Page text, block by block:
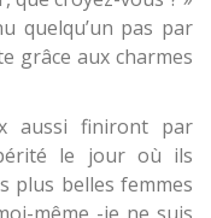
quelqu’un pas par
grâce aux charmes
aussi finiront par
le jour où ils
plus belles femmes